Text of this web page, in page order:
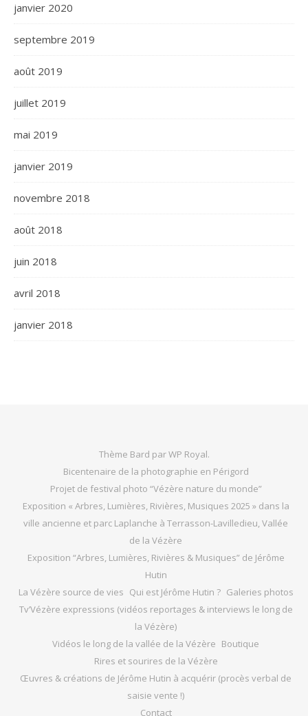
janvier 2020
septembre 2019
août 2019
juillet 2019
mai 2019
janvier 2019
novembre 2018
août 2018
juin 2018
avril 2018
janvier 2018
Thème Bard parWP Royal.
Bicentenaire de la photographie en Périgord
Projet de festival photo “Vézère nature du monde”
Exposition « Arbres, Lumières, Rivières, Musiques 2025 » dans la
ville ancienne et parc Laplanche à Terrasson-Lavilledieu, Vallée
de la Vézère
Exposition “Arbres, Lumières, Rivières & Musiques” de Jérôme
Hutin
La Vézère source de vies Qui est Jérôme Hutin ? Galeries photos
Tv’Vézère expressions (vidéos reportages & interviews le long de
la Vézère)
Vidéos le long de la vallée de la Vézère Boutique
Rires et sourires de la Vézère
Œuvres & créations de Jérôme Hutin à acquérir (procès verbal de
saisie vente !)
Contact